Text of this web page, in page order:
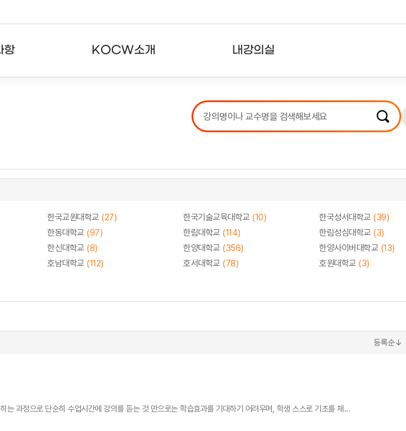
항 KOCW소개 내강의실
강의리스트
수강확인증강의
한국교원대학교 (27) 한국기술교육대학교 (10) 한국성서대학교 (39)
한동대학교 (97) 한림대학교 (114) 한림성심대학교 (3)
한신대학교 (8) 한양대학교 (356) 한양사이버대학교 (13)
호남대학교 (112) 호서대학교 (78) 호원대학교 (3)
등록순↓
는 과정으로 단순히 수업시간에 강의를 듣는 것 만으로는 학습효과를 기대하기 어려우며, 학생 스스로 기초를 체...